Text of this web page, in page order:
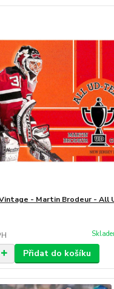
- Martin Brodeur - All
Přidat do košíku